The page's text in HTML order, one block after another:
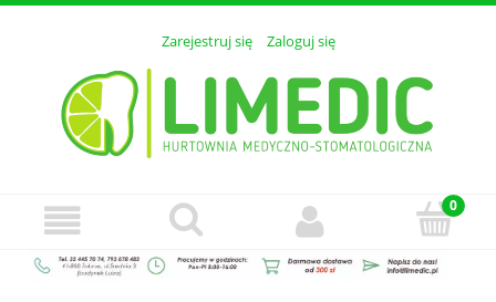
Zarejestruj się Zaloguj się